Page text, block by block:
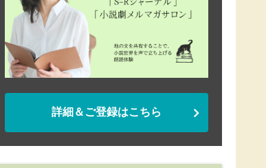
詳細＆ご登録はこちら